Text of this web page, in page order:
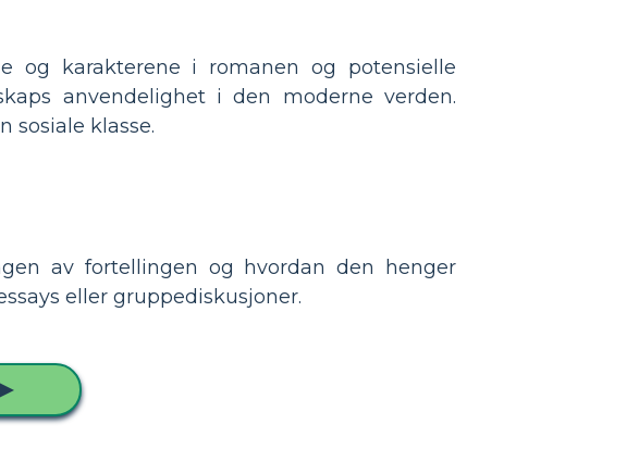
og karakterene i romanen og potensielle
anvendelighet i den moderne verden.
sosiale klasse.
av fortellingen og hvordan den henger
eller gruppediskusjoner.